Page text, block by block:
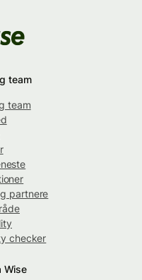
team
team
partnere
checker
Wise